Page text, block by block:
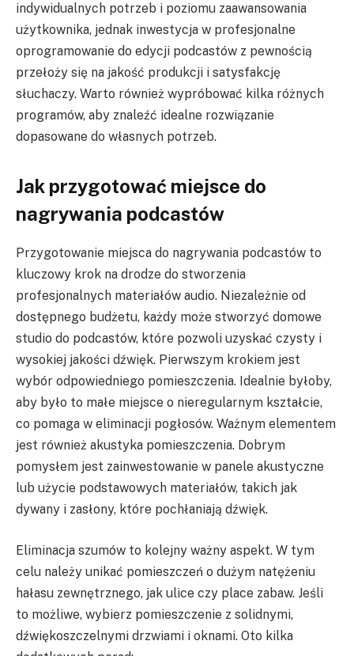
indywidualnych potrzeb i poziomu zaawansowania
użytkownika, jednak inwestycja w profesjonalne
oprogramowanie do edycji podcastów z pewnością
przełoży się na jakość produkcji i satysfakcję
słuchaczy. Warto również wypróbować kilka różnych
programów, aby znaleźć idealne rozwiązanie
dopasowane do własnych potrzeb.
Jak przygotować miejsce do
nagrywania podcastów
Przygotowanie miejsca do nagrywania podcastów to
kluczowy krok na drodze do stworzenia
profesjonalnych materiałów audio. Niezależnie od
dostępnego budżetu, każdy może stworzyć domowe
studio do podcastów, które pozwoli uzyskać czysty i
wysokiej jakości dźwięk. Pierwszym krokiem jest
wybór odpowiedniego pomieszczenia. Idealnie byłoby,
aby było to małe miejsce o nieregularnym kształcie,
co pomaga w eliminacji pogłosów. Ważnym elementem
jest również akustyka pomieszczenia. Dobrym
pomysłem jest zainwestowanie w panele akustyczne
lub użycie podstawowych materiałów, takich jak
dywany i zasłony, które pochłaniają dźwięk.
Eliminacja szumów to kolejny ważny aspekt. W tym
celu należy unikać pomieszczeń o dużym natężeniu
hałasu zewnętrznego, jak ulice czy place zabaw. Jeśli
to możliwe, wybierz pomieszczenie z solidnymi,
dźwiękoszczelnymi drzwiami i oknami. Oto kilka